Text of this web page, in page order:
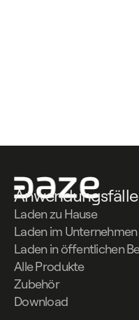
Anwendungsfälle
Laden zu Hause
Laden im Unternehmen
Laden in öffentlichen
Alle Produkte
Zubehör
Download